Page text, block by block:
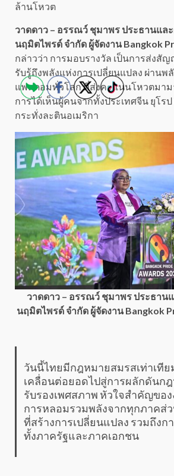
ล้านโหวต
วาดดาว – อรรณว์ ชุมาพร ประธานแล
นฤมิตไพรด์ จำกัด ผู้จัดงาน Bangkok
กล่าวว่า การมอบรางวัล เป็นการส่งสั
รับรู้ถึงพลังแห่งการเปลี่ยนแปลง ผ่านพ
แฟนดอมทั่วโลก ที่ส่งคะแนนโหวตมาม
การได้เห็นผู้คนจากทั้งประเทศจีน ยุโรป
กระทั่งละตินอเมริกา
วาดดาว – อรรณว์ ชุมาพร ประธาน
นฤมิตไพรด์ จำกัด ผู้จัดงาน Bangkok
วันนี้ไทยมีกฎหมายสมรสเท่าเทีย
เคลื่อนต่อยอดไปสู่การผลักดันก
รับรองเพศสภาพ หัวใจสำคัญขอ
การหลอมรวมพลังจากทุกภาคส่
ที่สร้างการเปลี่ยนแปลง รวมถึง
ทั้งภาครัฐและภาคเอกชน